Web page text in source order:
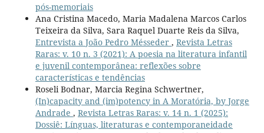
pós-memoriais
Ana Cristina Macedo, Maria Madalena Marcos Carlos
Teixeira da Silva, Sara Raquel Duarte Reis da Silva,
Entrevista a João Pedro Mésseder , Revista Letras
Raras: v. 10 n. 3 (2021): A poesia na literatura infantil
e juvenil contemporânea: reflexões sobre
características e tendências
Roseli Bodnar, Marcia Regina Schwertner,
(In)capacity and (im)potency in A Moratória, by Jorge
Andrade , Revista Letras Raras: v. 14 n. 1 (2025):
Dossiê: Línguas, literaturas e contemporaneidade